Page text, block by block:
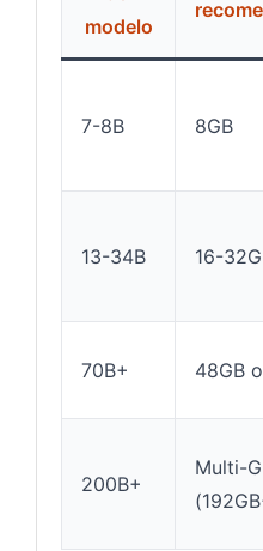
modelo
7-8B 8GB
13-34B 16-
70B+ 48GB
200B+
Multi-